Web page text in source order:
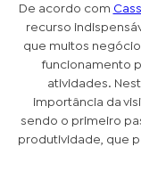
De acordo com
recurso
que muitos
funcionamento
atividades.
importância da
sendo o primeiro
produtividade, que